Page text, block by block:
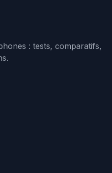
: tests, comparatifs,